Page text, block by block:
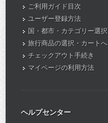
ご利用ガイド目次
ユーザー登録方法
国・都市・カテゴリー選択
旅行商品の選択・カートへ
チェックアウト手続き
マイページの利用方法
ヘルプセンター